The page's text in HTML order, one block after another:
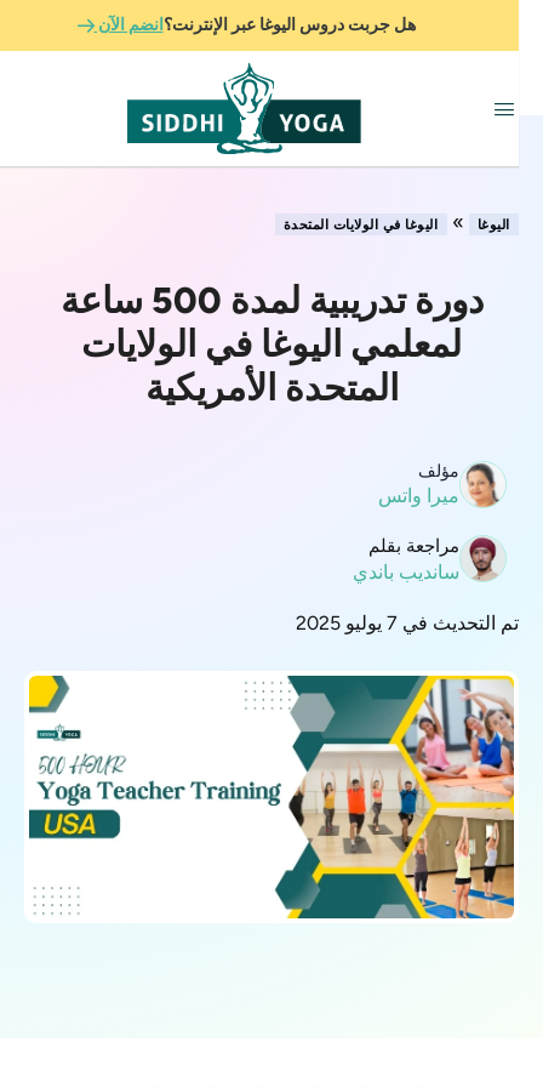
هل جربت دروس اليوغا عبر الإنترنت؟انضم الآن
اليوغا » اليوغا في الولايات المتحدة
دورة تدريبية لمدة 500 ساعة
لمعلمي اليوغا في الولايات
المتحدة الأمريكية
مؤلف
ميرا واتس
مراجعة بقلم
سانديب باندي
تم التحديث في 7 يوليو 2025